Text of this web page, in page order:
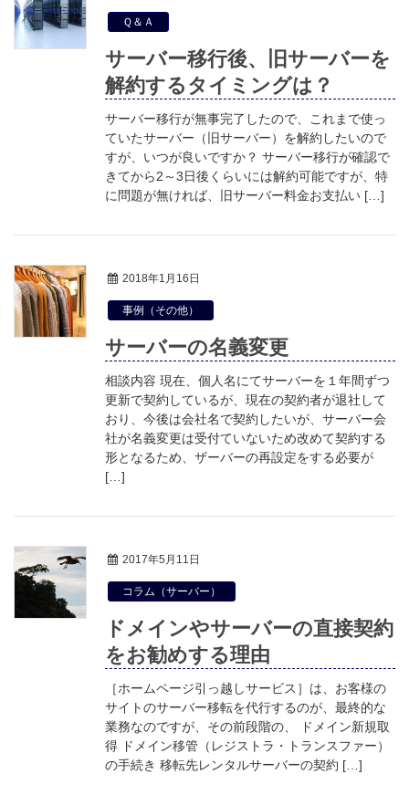
Ｑ＆Ａ
サーバー移行後、旧サーバーを
解約するタイミングは？
サーバー移行が無事完了したので、これまで使っ
ていたサーバー（旧サーバー）を解約したいので
すが、いつが良いですか？ サーバー移行が確認で
きてから2～3日後くらいには解約可能ですが、特
に問題が無ければ、旧サーバー料金お支払い […]
2018年1月16日
事例（その他）
サーバーの名義変更
相談内容 現在、個人名にてサーバーを１年間ずつ
更新で契約しているが、現在の契約者が退社して
おり、今後は会社名で契約したいが、サーバー会
社が名義変更は受付ていないため改めて契約する
形となるため、ザーバーの再設定をする必要が
[…]
2017年5月11日
コラム（サーバー）
ドメインやサーバーの直接契約
をお勧めする理由
［ホームページ引っ越しサービス］は、お客様の
サイトのサーバー移転を代行するのが、最終的な
業務なのですが、その前段階の、 ドメイン新規取
得 ドメイン移管（レジストラ・トランスファー）
の手続き 移転先レンタルサーバーの契約 […]